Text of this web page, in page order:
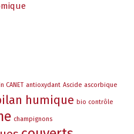
CANET antioxydant Ascide ascorbique
humique bio contrôle
champignons